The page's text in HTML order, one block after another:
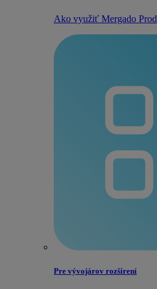
Ako využiť Mergado
Pre vývojárov rozšírení